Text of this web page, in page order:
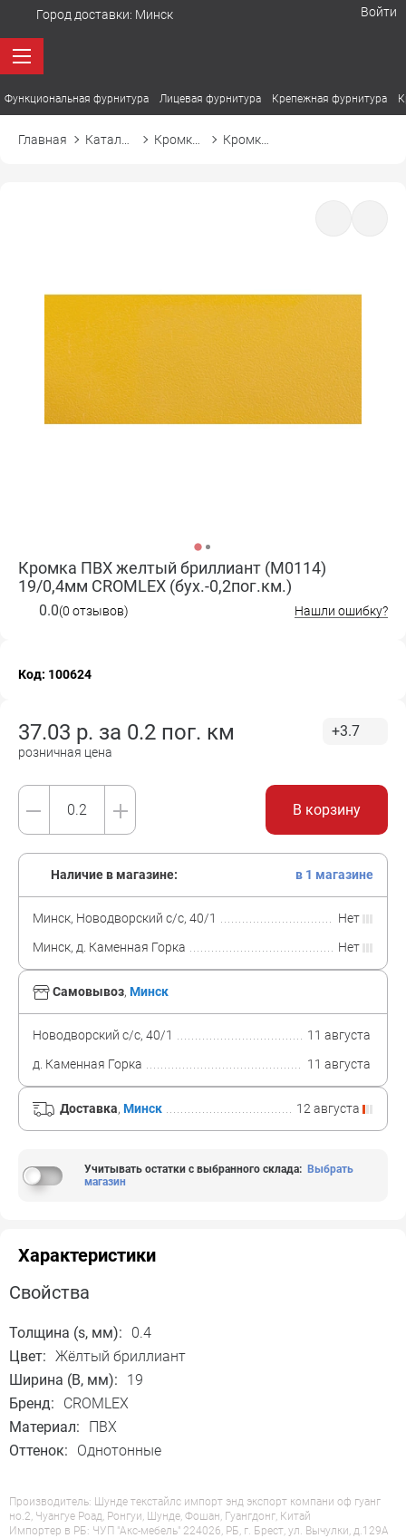
Город доставки: Минск Войти
Функциональная фурнитура Лицевая фурнитура Крепежная фурнитура
Главная
Кромка ПВХ желтый бриллиант (M0114)
19/0,4мм CROMLEX (бух.-0,2пог.км.)
0.0(0 отзывов) Нашли ошибку?
Код: 100624
37.03 р. за 0.2 пог. км
розничная цена
+3.7
В корзину
Самовывоз, Минск
Новодворский с/с, 40/1
11 августа
д. Каменная Горка
11 августа
Доставка, Минск 12 августа
Наличие в магазине: в 1 магазине
Минск, Новодворский с/с, 40/1
Нет
Минск, д. Каменная Горка
Нет
Учитывать остатки с выбранного склада: Выбрать
магазин
Характеристики
Свойства
Толщина (s, мм):
0.4
Цвет: Жёлтый бриллиант
Ширина (B, мм):
19
Бренд:
CROMLEX
Материал:
ПВХ
Оттенок:
Однотонные
Производитель: Шунде текстайлс импорт энд экспорт компани оф гуанг
но.2, Чуангуе Роад, Ронгуи, Шунде, Фошан, Гуангдонг, Китай
Импортер в РБ: ЧУП "Акс-мебель" 224026, РБ, г. Брест, ул. Вычулки, д.129А